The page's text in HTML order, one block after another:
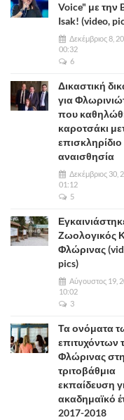
Voice" με την
Isak! (video,
Δεκέμβριος 8,
00:32
6
Δικαστική
για
που
καροτσάκι
επισκληρίδιο
αναισθησία
Δεκέμβριος 30,
01:12
5
Ζωολογικός
Φλώρινας
pics)
Αύγουστος 19,
10:02
3
Τα ονόματα
επιτυχόντων
Φλώρινας
τριτοβάθμια
εκπαίδευση
ακαδημαϊκό
2017-2018